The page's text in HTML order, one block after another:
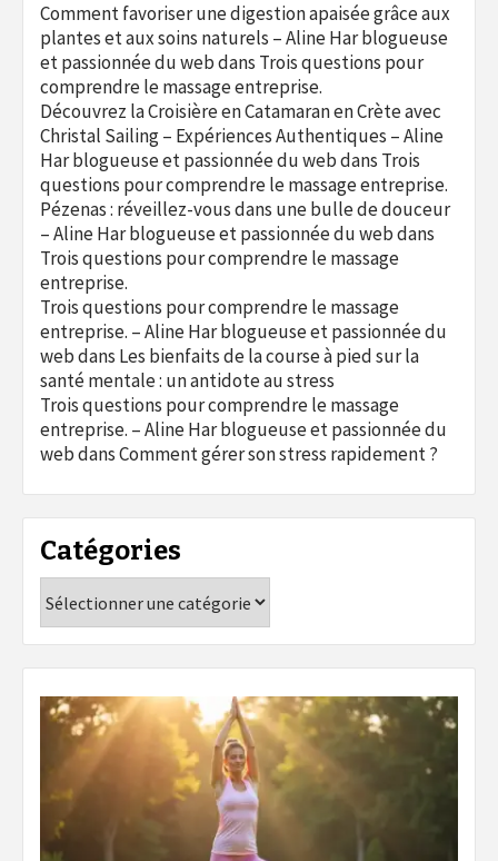
Comment favoriser une digestion apaisée grâce aux
plantes et aux soins naturels – Aline Har blogueuse
et passionnée du webdans Trois questions pour
comprendre le massage entreprise.
Découvrez la Croisière en Catamaran en Crète avec
Christal Sailing – Expériences Authentiques – Aline
Har blogueuse et passionnée du webdans Trois
questions pour comprendre le massage entreprise.
Pézenas : réveillez-vous dans une bulle de douceur
– Aline Har blogueuse et passionnée du webdans
Trois questions pour comprendre le massage
entreprise.
Trois questions pour comprendre le massage
entreprise. – Aline Har blogueuse et passionnée du
webdans Les bienfaits de la course à pied sur la
santé mentale : un antidote au stress
Trois questions pour comprendre le massage
entreprise. – Aline Har blogueuse et passionnée du
webdansComment gérer son stress rapidement ?
Catégories